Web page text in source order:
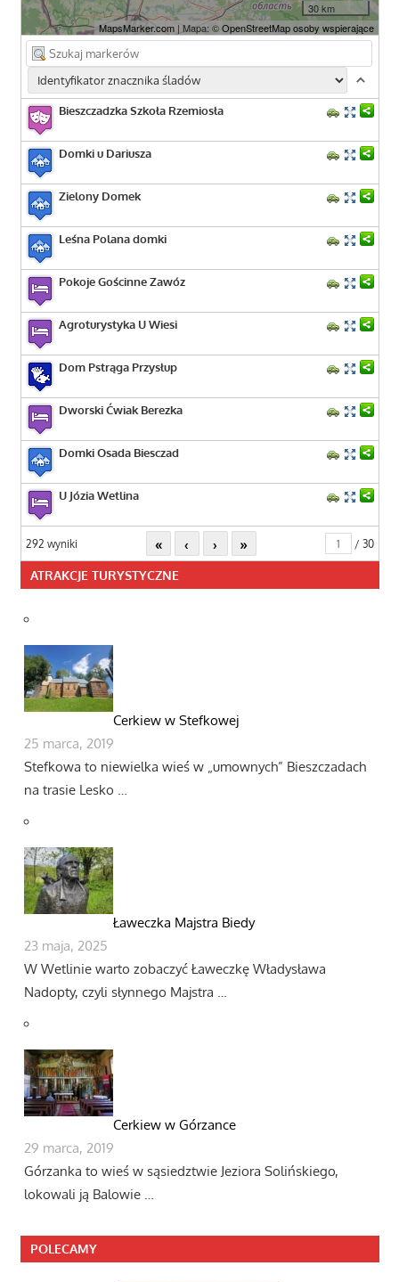
30 km
MapsMarker.com| Mapa: ©OpenStreetMap osoby wspierające
Bieszczadzka Szkoła Rzemiosła
Domki u Dariusza
Zielony Domek
Leśna Polana domki
Pokoje Gościnne Zawóz
Agroturystyka U Wiesi
Dom Pstrąga Przysłup
Dworski Ćwiak Berezka
Domki Osada Biesczad
U Józia Wetlina
292 wyniki « ‹ › » / 30
ATRAKCJE TURYSTYCZNE
Cerkiew w Stefkowej
25 marca, 2019
Stefkowa to niewielka wieś w „umownych” Bieszczadach
na trasie Lesko …
Ławeczka Majstra Biedy
23 maja, 2025
W Wetlinie warto zobaczyć Ławeczkę Władysława
Nadopty, czyli słynnego Majstra …
Cerkiew w Górzance
29 marca, 2019
Górzanka to wieś w sąsiedztwie Jeziora Solińskiego,
lokowali ją Balowie …
POLECAMY